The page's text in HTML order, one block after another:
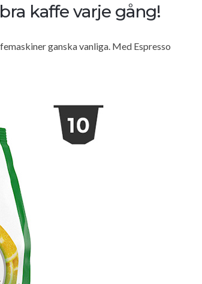
kaffe varje gång!
ganska vanliga. Med Espresso